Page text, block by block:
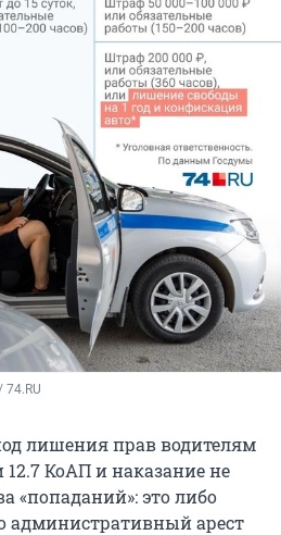
лишения прав водителям
12.7 КоАП и наказание не
«попаданий»: это либо
административный арест